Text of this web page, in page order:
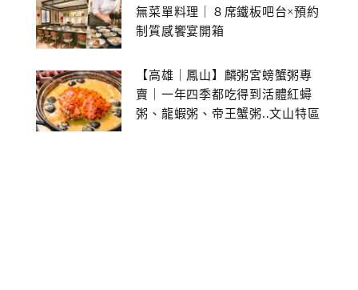
無菜單料理｜８席鐵板吧台×預約
制質感饗宴開箱
【高雄｜鳳山】麟粥宮螃蟹粥專
賣｜一年四季都吃得到活體紅蟳
粥、龍蝦粥、帝王蟹粥..文山特區